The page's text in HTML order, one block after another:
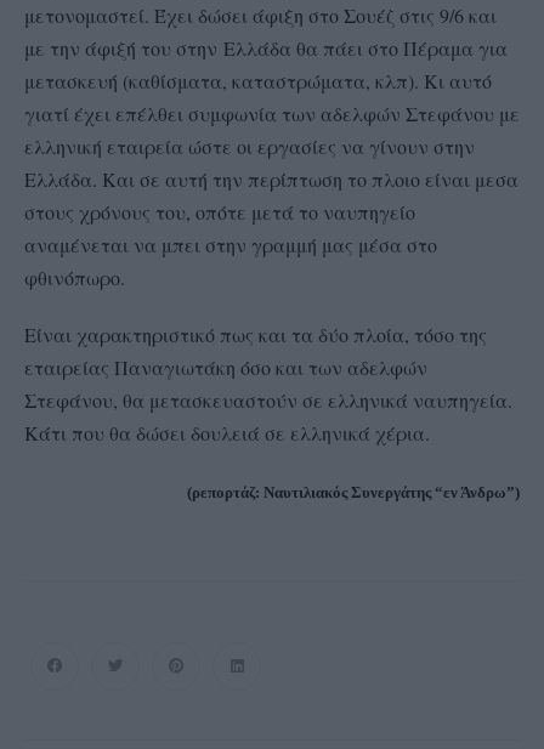
μετονομαστεί. Έχει δώσει άφιξη στο Σουέζ στις 9/6 και
με την άφιξή του στην Ελλάδα θα πάει στο Πέραμα για
μετασκευή (καθίσματα, καταστρώματα, κλπ). Κι αυτό
γιατί έχει επέλθει συμφωνία των αδελφών Στεφάνου με
ελληνική εταιρεία ώστε οι εργασίες να γίνουν στην
Ελλάδα. Και σε αυτή την περίπτωση το πλοιο είναι μεσα
στους χρόνους του, οπότε μετά το ναυπηγείο
αναμένεται να μπει στην γραμμή μας μέσα στο
φθινόπωρο.
Είναι χαρακτηριστικό πως και τα δύο πλοία, τόσο της
εταιρείας Παναγιωτάκη όσο και των αδελφών
Στεφάνου, θα μετασκευαστούν σε ελληνικά ναυπηγεία.
Κάτι που θα δώσει δουλειά σε ελληνικά χέρια.
(ρεπορτάζ: Ναυτιλιακός Συνεργάτης “εν Άνδρω”)